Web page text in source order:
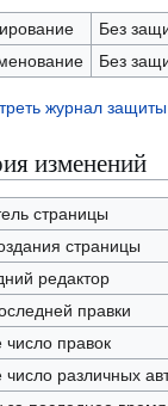
Без
Без
журнал
изменений
страницы
страницы
редактор
правки
правок
различных